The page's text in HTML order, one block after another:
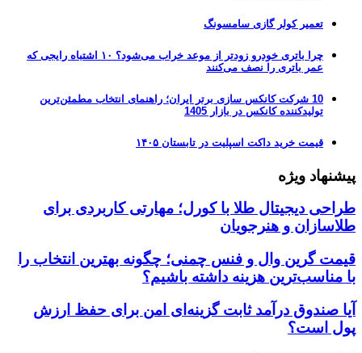
تعمیر کولر گازی سامسونگ
چرا باتری خودرو زودتر از موعد خراب می‌شود؟ ۱۰ اشتباه رایجی که
عمر باتری را نصف می‌کنند
10 شرکت کانکس سازی برتر ایران؛ راهنمای انتخاب مطمئن‌ترین
تولیدکننده کانکس در بازار 1405
قیمت خرید داکت اسپلیت در تابستان ۱۴۰۵
پیشنهاد ویژه
طراحی دیجیتال طلا با کورل؛ مهارتی کاربردی برای
طلاسازان و هنرجویان
قیمت گرین وال و فنس چمنی؛ چگونه بهترین انتخاب را
با مناسب‌ترین هزینه داشته باشیم؟
آیا صندوق درآمد ثابت گزینه‌ای امن برای حفظ ارزش
پول است؟